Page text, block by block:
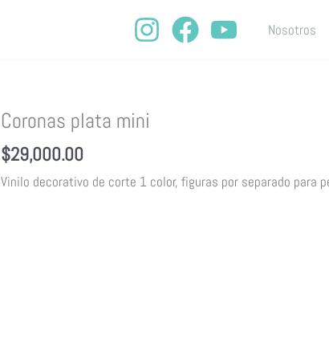
Nosotros
Coronas plata mini
$29,000.00
Vinilo decorativo de corte 1 color, figuras por separado para